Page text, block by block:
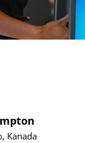
Kanada